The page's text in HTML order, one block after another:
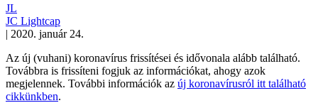
JL
JC Lightcap
| 2020. január 24.
Az új (vuhani) koronavírus frissítései és idővonala alább található.
Továbbra is frissíteni fogjuk az információkat, ahogy azok
megjelennek. További információk az új koronavírusról itt található
cikkünkben.